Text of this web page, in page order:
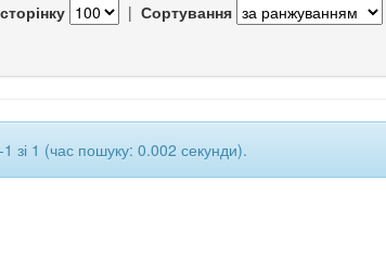
| Сортування
1 зі 1 (час пошуку: 0.002 секунди).